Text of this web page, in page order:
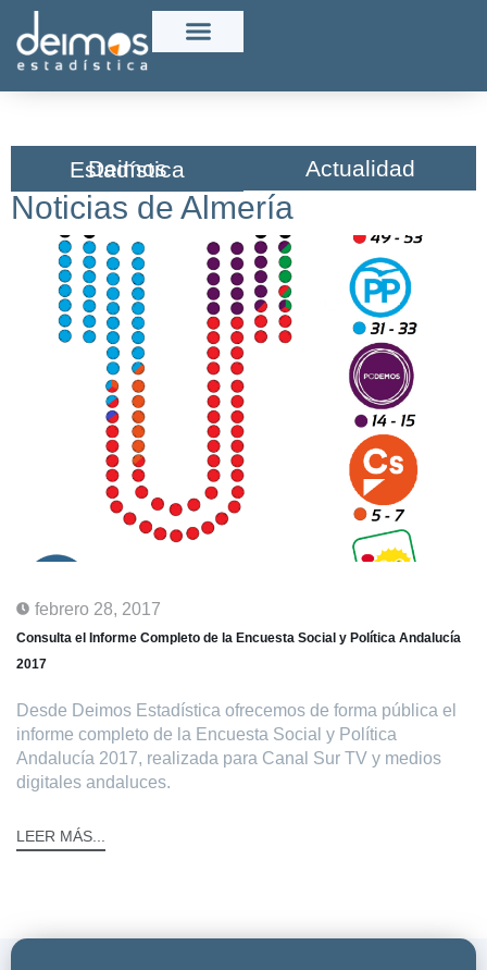
Deimos Estadística​ Actualidad
Noticias de Almería
febrero 28, 2017
Consulta el Informe Completo de la Encuesta Social y Política Andalucía
2017
Desde Deimos Estadística ofrecemos de forma pública el
informe completo de la Encuesta Social y Política
Andalucía 2017, realizada para Canal Sur TV y medios
digitales andaluces.
LEER MÁS...